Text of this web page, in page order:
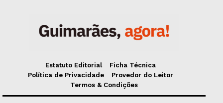
Estatuto Editorial
Ficha Técnica
Política de Privacidade
Provedor do Leitor
Termos & Condições